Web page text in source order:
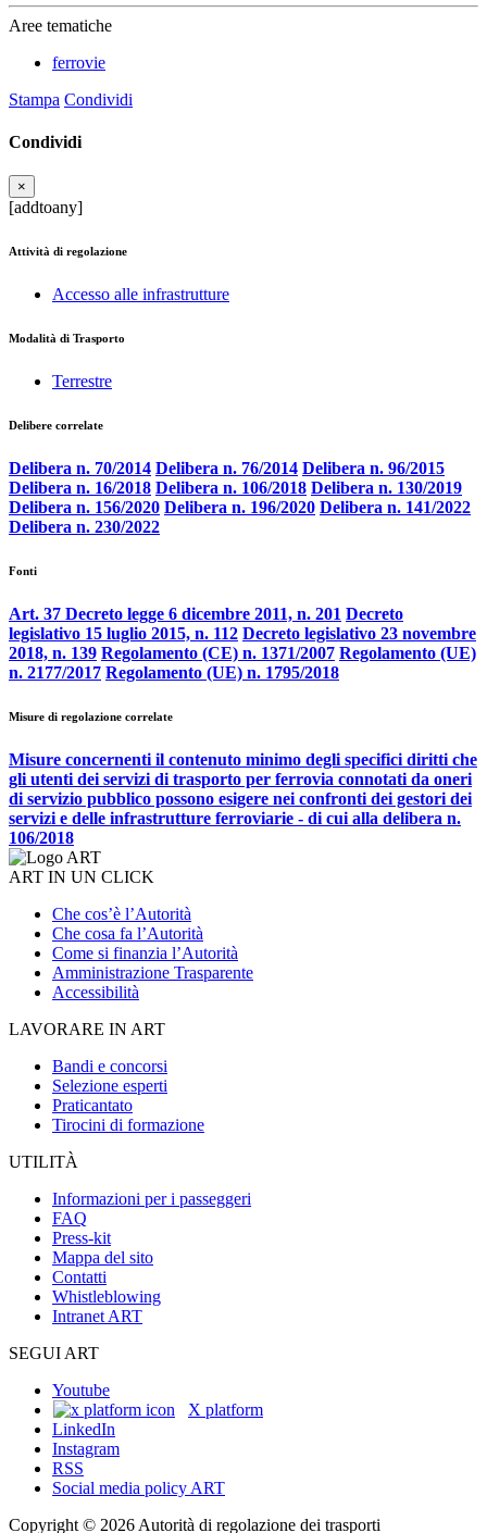
Aree tematiche
ferrovie
Stampa Condividi
Condividi
×
[addtoany]
Attività di regolazione
Accesso alle infrastrutture
Modalità di Trasporto
Terrestre
Delibere correlate
Delibera n. 70/2014 Delibera n. 76/2014 Delibera n. 96/2015
Delibera n. 16/2018 Delibera n. 106/2018 Delibera n. 130/2019
Delibera n. 156/2020 Delibera n. 196/2020 Delibera n. 141/2022
Delibera n. 230/2022
Fonti
Art. 37 Decreto legge 6 dicembre 2011, n. 201 Decreto
legislativo 15 luglio 2015, n. 112 Decreto legislativo 23 novembre
2018, n. 139 Regolamento (CE) n. 1371/2007 Regolamento (UE)
n. 2177/2017 Regolamento (UE) n. 1795/2018
Misure di regolazione correlate
Misure concernenti il contenuto minimo degli specifici diritti che
gli utenti dei servizi di trasporto per ferrovia connotati da oneri
di servizio pubblico possono esigere nei confronti dei gestori dei
servizi e delle infrastrutture ferroviarie - di cui alla delibera n.
106/2018
ART IN UN CLICK
Che cos’è l’Autorità
Che cosa fa l’Autorità
Come si finanzia l’Autorità
Amministrazione Trasparente
Accessibilità
LAVORARE IN ART
Bandi e concorsi
Selezione esperti
Praticantato
Tirocini di formazione
UTILITÀ
Informazioni per i passeggeri
FAQ
Press-kit
Mappa del sito
Contatti
Whistleblowing
Intranet ART
SEGUI ART
Youtube
X platform
LinkedIn
Instagram
RSS
Social media policy ART
Copyright © 2026 Autorità di regolazione dei trasporti